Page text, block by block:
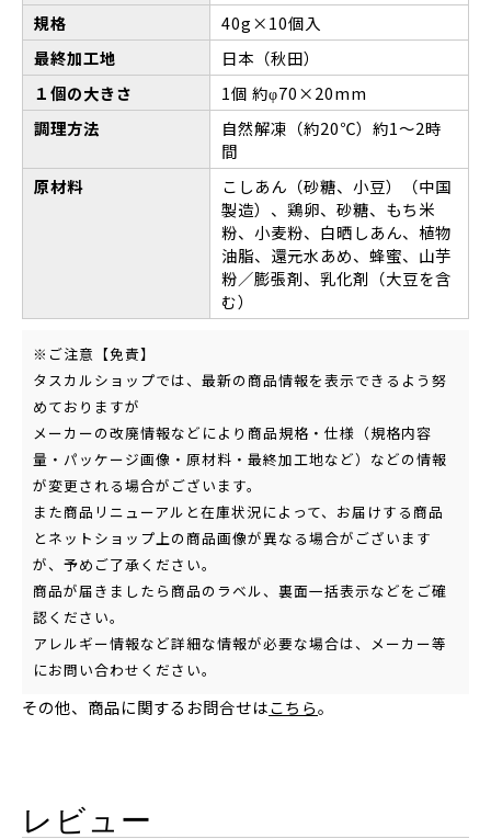
規格
40g×10個入
最終加工地
日本（秋田）
１個の大きさ
1個 約φ70×20mm
調理方法
自然解凍（約20℃）約1～2時
間
原材料
こしあん（砂糖、小豆）（中国
製造）、鶏卵、砂糖、もち米
粉、小麦粉、白晒しあん、植物
油脂、還元水あめ、蜂蜜、山芋
粉／膨張剤、乳化剤（大豆を含
む）
※ご注意【免責】
タスカルショップでは、最新の商品情報を表示できるよう努
めておりますが
メーカーの改廃情報などにより商品規格・仕様（規格内容
量・パッケージ画像・原材料・最終加工地など）などの情報
が変更される場合がございます。
また商品リニューアルと在庫状況によって、お届けする商品
とネットショップ上の商品画像が異なる場合がございます
が、予めご了承ください。
商品が届きましたら商品のラベル、裏面一括表示などをご確
認ください。
アレルギー情報など詳細な情報が必要な場合は、メーカー等
にお問い合わせください。
その他、商品に関するお問合せはこちら。
レビュー